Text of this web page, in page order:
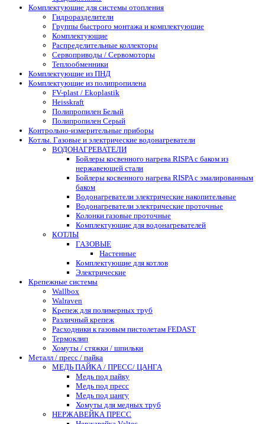
Комплектующие для системы отопления
Гидроразделители
Группы быстрого монтажа и комплектующие
Комплектующие
Распределительные коллекторы
Сервоприводы / Сервомоторы
Теплообменники
Комплектующие из ПНД
Комплектующие из полипропилена
FV-plast / Ekoplastik
Heisskraft
Полипропилен Белый
Полипропилен Серый
Контрольно-измерительные приборы
Котлы. Газовые и электрические водонагреватели
ВОДОНАГРЕВАТЕЛИ
Бойлеры косвенного нагрева RISPA с баком из
нержавеющей стали
Бойлеры косвенного нагрева RISPA с эмалированным
баком
Водонагреватели электрические накопительные
Водонагреватели электрические проточные
Колонки газовые проточные
Комплектующие для водонагревателей
КОТЛЫ
ГАЗОВЫЕ
Настенные
Комплектующие для котлов
Электрические
Крепежные системы
Wallbox
Walraven
Крепеж для полимерных труб
Различный крепеж
Расходники к газовым пистолетам FEDAST
Термоклип
Хомуты / стяжки / шпильки
Металл / пресс / пайка
МЕДЬ ПАЙКА / ПРЕСС/ ЦАНГА
Медь под пайку
Медь под пресс
Медь под цангу
Хомуты для медных труб
НЕРЖАВЕЙКА ПРЕСС